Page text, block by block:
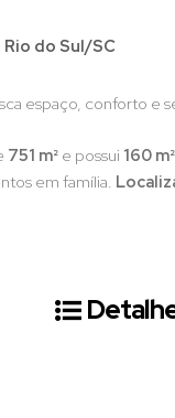
Rio do Sul/SC
espaço, conforto e
751 m² e possui 160
em família.